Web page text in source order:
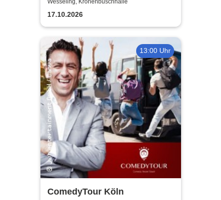
Wesseling, Kronenbuschhalle
17.10.2026
13:00 Uhr
ComedyTour Köln